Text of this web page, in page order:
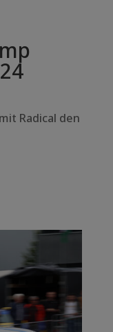
Radical den